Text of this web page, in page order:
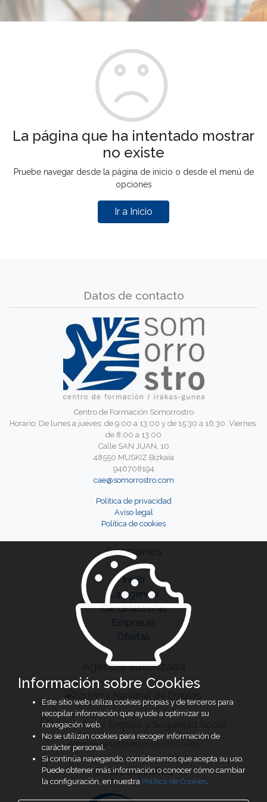
La página que ha intentado mostrar
no existe
Pruebe navegar desde la página de inicio o desde el menú de
opciones
Ir a Inicio
Datos de contacto
Centro de Formación Somorrostro
Horario: De lunes a jueves: de 9:00 a 13:00 y de 15:30 a 16:30. Viernes:
de 8:00 a 13:00
Calle SAN JUAN, 10
48550 MUSKIZ Bizkaia
946708194
cae@somorrostro.com
Política de privacidad
Aviso legal
Política de cookies
Secciones
Inicio
La Agencia
Candidatos/as
Empresas
Ofertas
Agencia autorizada
Agencia de Colocación 1600000091
Colaboradores
Información sobre Cookies
Este sitio web utiliza cookies propias y de terceros para
recopilar información que ayude a optimizar su
navegación web.
No se utilizan cookies para recoger información de
carácter personal.
Si continúa navegando, consideramos que acepta su uso.
Puede obtener más información o conocer cómo cambiar
la configuración, en nuestra Política de Cookies.